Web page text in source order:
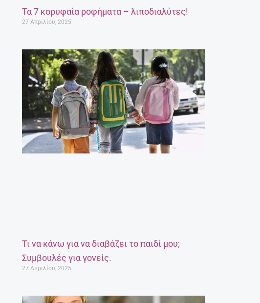
Τα 7 κορυφαία ροφήματα – λιποδιαλύτες!
27 Απριλίου, 2025
Τι να κάνω για να διαβάζει το παιδί μου;
Συμβουλές για γονείς.
27 Απριλίου, 2025